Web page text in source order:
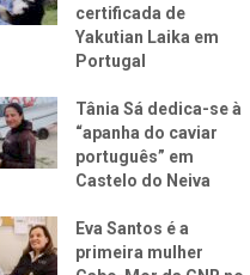
certificada de
Yakutian Laika em
Portugal
Tânia Sá dedica-se à
“apanha do caviar
português” em
Castelo do Neiva
Eva Santos é a
primeira mulher